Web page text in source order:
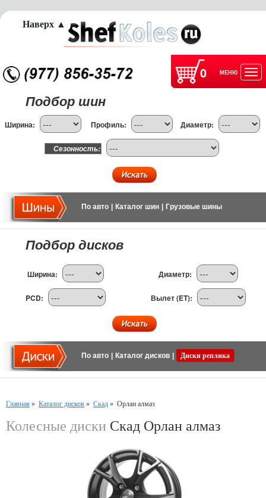
0 МЕНЮ
Подбор шин
Ширина: Профиль: Диаметр:
Сезонность:
По авто Каталог шин Грузовые шины
Подбор дисков
Ширина: Диаметр:
PCD: Вылет (ET):
По авто Каталог дисков Диски реплика
Главная » Каталог дисков » Скад » Орлан алмаз
Колесные диски Скад Орлан алмаз
Наверх ▲